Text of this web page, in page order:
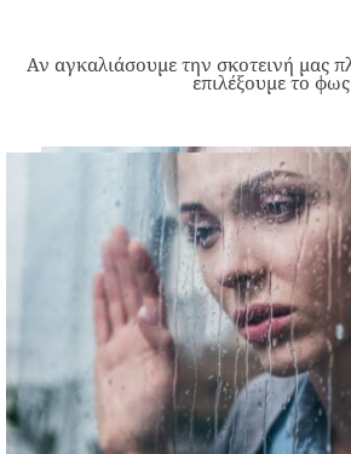
Αν αγκαλιάσουμε την σκοτεινή μας
επιλέξουμε το φως